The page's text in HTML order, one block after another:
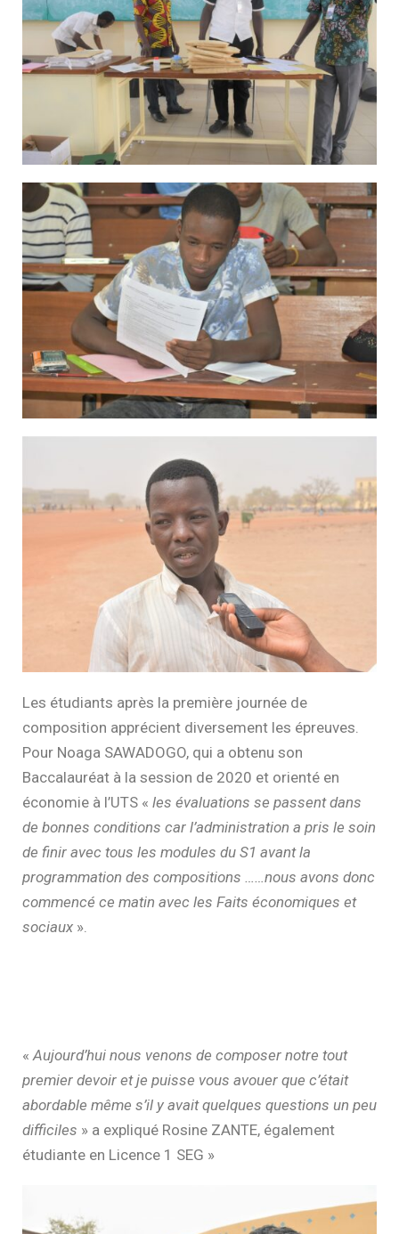
Les étudiants après la première journée de
composition apprécient diversement les épreuves.
Pour Noaga SAWADOGO, qui a obtenu son
Baccalauréat à la session de 2020 et orienté en
économie à l’UTS « les évaluations se passent dans
de bonnes conditions car l’administration a pris le soin
de finir avec tous les modules du S1 avant la
programmation des compositions ……nous avons donc
commencé ce matin avec les Faits économiques et
sociaux ».
« Aujourd’hui nous venons de composer notre tout
premier devoir et je puisse vous avouer que c’était
abordable même s’il y avait quelques questions un peu
difficiles » a expliqué Rosine ZANTE, également
étudiante en Licence 1 SEG »